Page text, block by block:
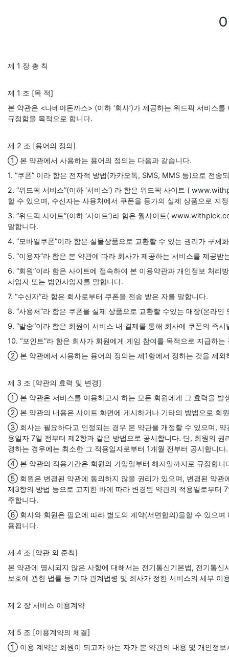
제 1 장 총 칙
제 1 조 [목 적]
본 약관은 <나베야돈까스> (이하 ‘회사’)가 제공하는 위드픽 서비스
규정함을 목적으로 합니다.
제 2 조 [용어의 정의]
① 본 약관에서 사용하는 용어의 정의는 다음과 같습니다.
1. “쿠폰” 이라 함은 전자적 방법(카카오톡, SMS, MMS 등)으로 전송
2. ”위드픽 서비스”(이하 ‘서비스’) 라 함은 위드픽 사이트 (
할 수 있으며, 수신자는 사용처에서 쿠폰을 등가의 실제 상품으로 지
3. “위드픽 사이트”(이하 ‘사이트’)라 함은 웹사이트(
말합니다.
4. “모바일쿠폰”이라 함은 실물상품으로 교환할 수 있는 권리가 구체
5. “이용자”라 함은 본 약관에 따라 회사가 제공하는 서비스를 제공받
6. “회원”이라 함은 사이트에 접속하여 본 이용약관과 개인정보 처
사업자 또는 법인사업자를 말합니다.
7. “수신자”라 함은 회사로부터 쿠폰을 전송 받은 자를 말합니다.
8. “사용처”라 함은 쿠폰을 실제 상품으로 교환할 수있는 매장(온라인
9. “발송”이라 함은 회원이 서비스 내 결제를 통해 회사에 쿠폰의 즉
10. “포인트”라 함은 회사가 회원에게 게임 참여를 목적으로 지급하
② 본 약관에서 사용하는 용어의 정의는 제1항에서 정하는 것을 제
제 3 조 [약관의 효력 및 변경]
① 본 약관은 서비스를 이용하고자 하는 모든 회원에게 그 효력을 발
② 본 약관의 내용은 사이트 화면에 게시하거나 기타의 방법으로 회
③ 회사는 필요하다고 인정되는 경우 본 약관을 개정할 수 있으며,
용일자 7일 전부터 제2항과 같은 방법으로 공시합니다. 단, 회원의
경하는 경우에는 최소한 그 적용일자로부터 1개월 전부터 공시합니다.
④ 본 약관의 적용기간은 회원의 가입일부터 해지일까지로 규정합니
⑤ 회원은 변경된 약관에 동의하지 않을 권리가 있으며, 변경된 약관
제3항의 방법 등으로 고지한 바에 따라 변경된 약관의 적용일로부터
주합니다.
⑥ 회사와 회원은 필요에 따라 별도의 계약(서면합의)을할 수 있으며
용됩니다.
제 4 조 [약관 외 준칙]
본 약관에 명시되지 않은 사항에 대해서는 전기통신기본법, 전기통
보호에 관한 법률 등 기타 관계법령 및 회사가 정한 서비스의 세부 이
제 2 장 서비스 이용계약
제 5 조 [이용계약의 체결]
① 이용 계약은 회원이 되고자 하는 자가 본 약관의 내용 및 개인정